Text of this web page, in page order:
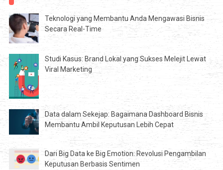
Teknologi yang Membantu Anda Mengawasi Bisnis
Secara Real-Time
Studi Kasus: Brand Lokal yang Sukses Melejit Lewat
Viral Marketing
Data dalam Sekejap: Bagaimana Dashboard Bisnis
Membantu Ambil Keputusan Lebih Cepat
Dari Big Data ke Big Emotion: Revolusi Pengambilan
Keputusan Berbasis Sentimen